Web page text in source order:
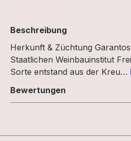
Beschreibung
Herkunft & Züchtung
Staatlichen Weinbauinstitut
Sorte entstand aus der Kreu…
Bewertungen